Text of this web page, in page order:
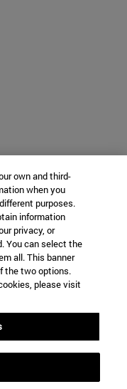
own and third-
when you
purposes.
information
privacy, or
You can select the
all. This banner
the two options.
please visit